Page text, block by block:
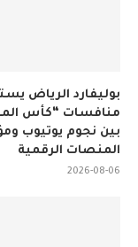
بوليفارد الرياض
منافسات “كأس
بين نجوم يوتيوب
المنصات الرقمية
2026-08-06